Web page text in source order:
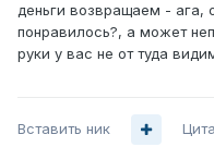
деньги возвращаем - ага,
понравилось?, а может
руки у вас не от туда
Вставить ник